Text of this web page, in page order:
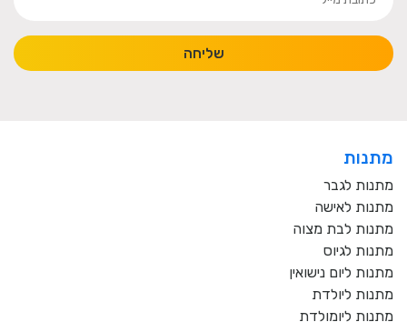
שליחה
מתנות
מתנות לגבר
מתנות לאישה
מתנות לבת מצוה
מתנות לגיוס
מתנות ליום נישואין
מתנות ליולדת
מתנות ליומולדת